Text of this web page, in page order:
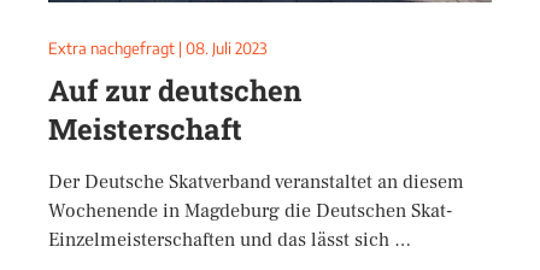
Extra nachgefragt | 08. Juli 2023
Auf zur deutschen
Meisterschaft
Der Deutsche Skatverband veranstaltet an diesem
Wochenende in Magdeburg die Deutschen Skat-
Einzelmeisterschaften und das lässt sich …